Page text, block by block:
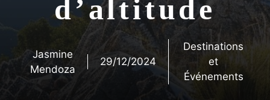
d’altitude
Jasmine
Mendoza
29/12/2024
Destinations
et
Événements